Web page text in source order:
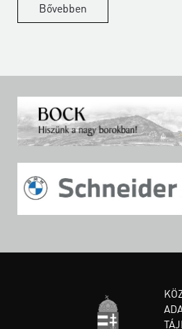
Bővebben